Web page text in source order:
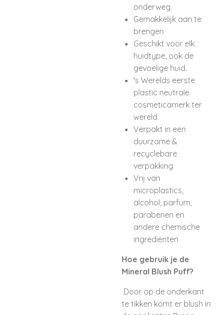
onderweg.
Gemakkelijk aan te
brengen
Geschikt voor elk
huidtype, ook de
gevoelige huid.
's Werelds eerste
plastic neutrale
cosmeticamerk ter
wereld
Verpakt in een
duurzame &
recyclebare
verpakking
Vrij van
microplastics,
alcohol, parfum,
parabenen en
andere chemische
ingrediënten
Hoe gebruik je de
Mineral Blush Puff?
Door op de onderkant
te tikken komt er blush in